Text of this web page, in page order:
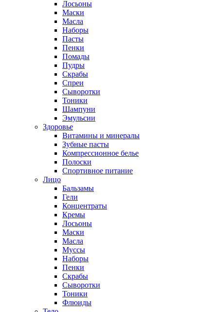
Лосьоны
Маски
Масла
Наборы
Пасты
Пенки
Помады
Пудры
Скрабы
Спреи
Сыворотки
Тоники
Шампуни
Эмульсии
Здоровье
Витамины и минералы
Зубные пасты
Компрессионное белье
Полоски
Спортивное питание
Лицо
Бальзамы
Гели
Концентраты
Кремы
Лосьоны
Маски
Масла
Муссы
Наборы
Пенки
Скрабы
Сыворотки
Тоники
Флюиды